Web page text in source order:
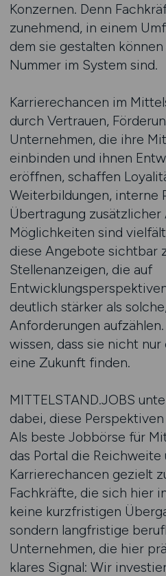
Konzernen. Denn
zunehmend, in einem
dem sie gestalten
Nummer im System sind.
Karrierechancen im
durch Vertrauen,
Unternehmen, die ihre
einbinden und ihnen
eröffnen, schaffen
Weiterbildungen, interne
Übertragung zusätzlicher
Möglichkeiten sind
diese Angebote sichtbar
Stellenanzeigen, die auf
deutlich stärker als
Anforderungen
wissen, dass sie nicht
eine Zukunft finden.
MITTELSTAND.JOBS
dabei, diese
Als beste Jobbörse für
das Portal die Reichweite
Karrierechancen gezielt
Fachkräfte, die sich hier
keine kurzfristigen
sondern langfristige
Unternehmen, die hier
klares Signal: Wir